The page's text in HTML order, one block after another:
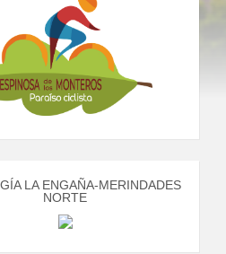
LA ENGAÑA-MERINDADES
NORTE